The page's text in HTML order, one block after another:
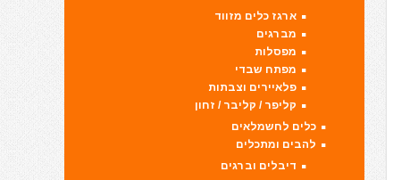
ארגז כלים מזווד
מברגים
מפסלות
מפתח שבדי
פלאיירים וצבתות
קליפר / קליבר / זחון
כלים לחשמלאים
להבים ומתכלים
דיבלים וברגים